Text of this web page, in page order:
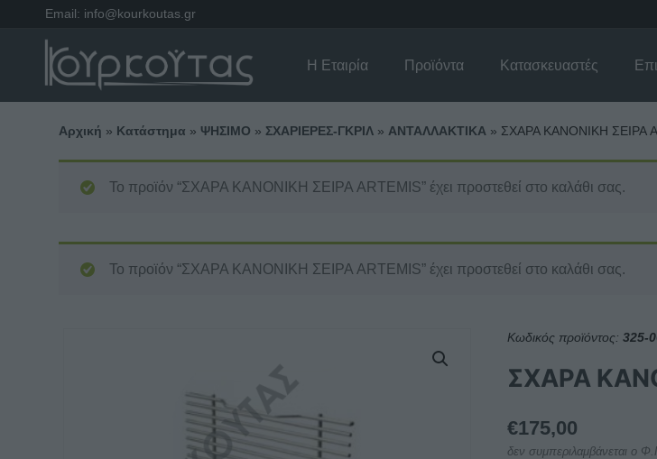
Email: info@kourkoutas.gr
Η Εταιρία Προϊόντα Κατασκευαστές
Αρχική » Κατάστημα » ΨΗΣΙΜΟ » ΣΧΑΡΙΕΡΕΣ-ΓΚΡΙΛ» ΑΝΤΑΛΛΑΚΤΙΚΑ» ΣΧΑΡΑ KANONIKH ΣΕΙΡΑ
Το προϊόν “ΣΧΑΡΑ KANONIKH ΣΕΙΡΑ ARTEMIS” έχει προστεθεί στο καλάθι σας.
Το προϊόν “ΣΧΑΡΑ KANONIKH ΣΕΙΡΑ ARTEMIS” έχει προστεθεί στο καλάθι σας.
Κωδικός προϊόντος: 325-
ΣΧΑΡΑ
€175,00
δεν συμπεριλαμβάνεται ο